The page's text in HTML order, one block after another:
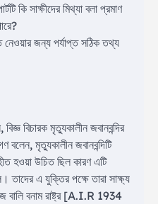
কি সাক্ষীদের মিথ্যা বলা প্রমাণ
নেওয়ার জন্য পর্যাপ্ত সঠিক তথ্য
বিচারক মৃত্যুকালীন জবানবন্দির
বলেন, মৃত্যুকালীন জবানবন্দিটি
হওয়া উচিত ছিল কারণ এটি
তাদের এ যুক্তির পক্ষে তারা সাক্ষ্য
বালি বনাম রাষ্ট্র [A.I.R 1934